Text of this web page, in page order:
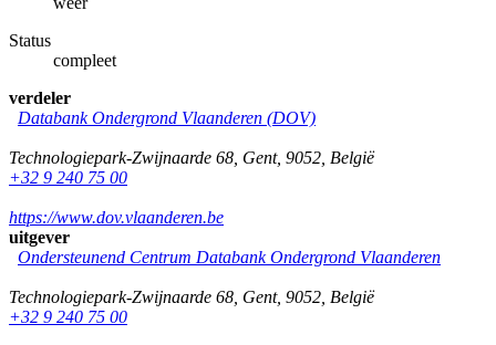
Status
compleet
verdeler
Databank Ondergrond Vlaanderen (DOV)
Technologiepark-Zwijnaarde 68 Gent, 9052 België
+32 9 240 75 00
https://www.dov.vlaanderen.be
uitgever
Ondersteunend Centrum Databank Ondergrond Vlaanderen
Technologiepark-Zwijnaarde 68 Gent, 9052 België
+32 9 240 75 00